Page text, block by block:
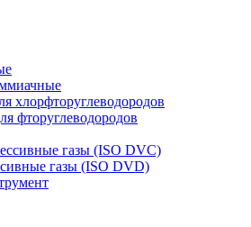
хлорфторуглеводородов
фторуглеводородов
газы (ISO DVC)
газы (ISO DVD)